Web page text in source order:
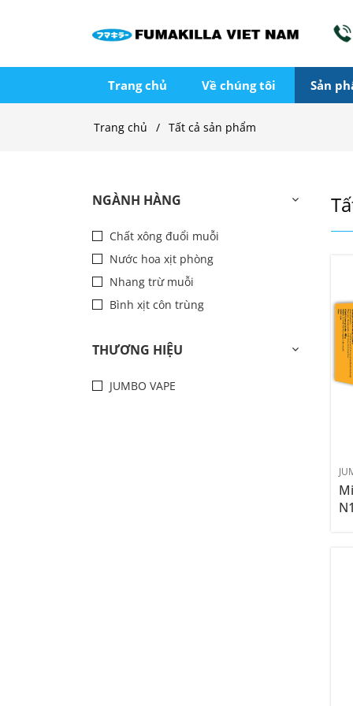
Trang chủ Về chúng tôi Sản
Trang chủ Tất cả sản phẩm
NGÀNH HÀNG
Chất xông đuổi muỗi
Nước hoa xịt phòng
Nhang trừ muỗi
Bình xịt côn trùng
THƯƠNG HIỆU
JUMBO VAPE
N1